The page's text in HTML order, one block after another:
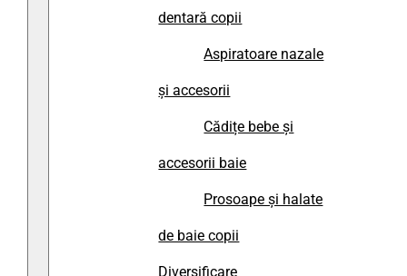
dentară copii
Aspiratoare nazale
și accesorii
Cădițe bebe și
accesorii baie
Prosoape și halate
de baie copii
Diversificare